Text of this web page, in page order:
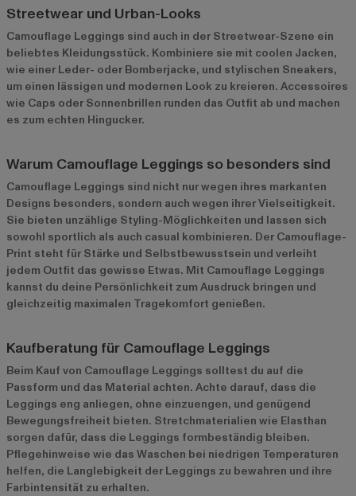
Streetwear und Urban-Looks
Camouflage Leggings sind auch in der Streetwear-Szene ein
beliebtes Kleidungsstück. Kombiniere sie mit coolen Jacken,
wie einer Leder- oder Bomberjacke, und stylischen Sneakers,
um einen lässigen und modernen Look zu kreieren. Accessoires
wie Caps oder Sonnenbrillen runden das Outfit ab und machen
es zum echten Hingucker.
Warum Camouflage Leggings so besonders sind
Camouflage Leggings sind nicht nur wegen ihres markanten
Designs besonders, sondern auch wegen ihrer Vielseitigkeit.
Sie bieten unzählige Styling-Möglichkeiten und lassen sich
sowohl sportlich als auch casual kombinieren. Der Camouflage-
Print steht für Stärke und Selbstbewusstsein und verleiht
jedem Outfit das gewisse Etwas. Mit Camouflage Leggings
kannst du deine Persönlichkeit zum Ausdruck bringen und
gleichzeitig maximalen Tragekomfort genießen.
Kaufberatung für Camouflage Leggings
Beim Kauf von Camouflage Leggings solltest du auf die
Passform und das Material achten. Achte darauf, dass die
Leggings eng anliegen, ohne einzuengen, und genügend
Bewegungsfreiheit bieten. Stretchmaterialien wie Elasthan
sorgen dafür, dass die Leggings formbeständig bleiben.
Pflegehinweise wie das Waschen bei niedrigen Temperaturen
helfen, die Langlebigkeit der Leggings zu bewahren und ihre
Farbintensität zu erhalten.